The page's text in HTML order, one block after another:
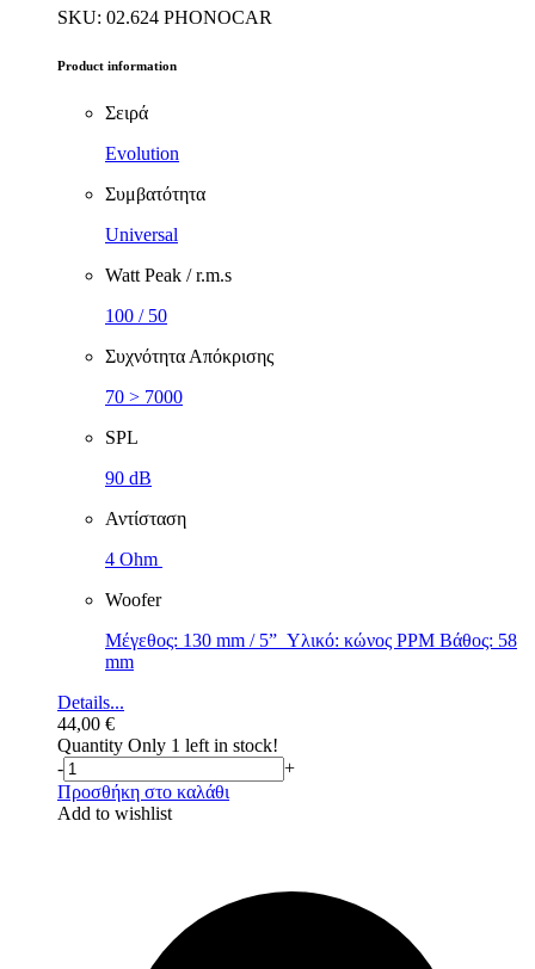
SKU: 02.624 PHONOCAR
Product information
Σειρά
Evolution
Συμβατότητα
Universal
Watt Peak / r.m.s
100 / 50
Συχνότητα Απόκρισης
70 > 7000
SPL
90 dB
Αντίσταση
4 Ohm
Woofer
Μέγεθος: 130 mm / 5” Υλικό: κώνος PPM Βάθος: 58
mm
Details...
44,00 €
Quantity Only 1 left in stock!
-
+
Προσθήκη στο καλάθι
Add to wishlist